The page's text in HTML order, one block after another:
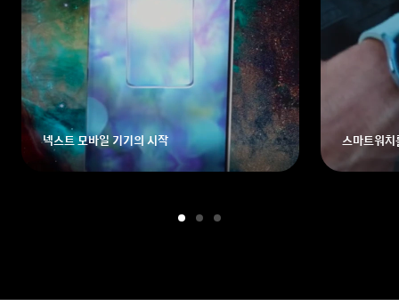
넥스트 모바일 기기의 시작 스마트워